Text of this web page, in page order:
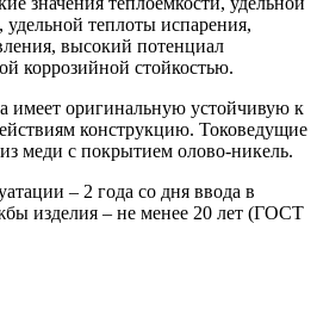
удельной теплоты испарения,
высокий потенциал
коррозийной стойкостью.
имеет оригинальную устойчивую к
конструкцию. Токоведущие
меди с покрытием олово-никель.
– 2 года со дня ввода в
изделия – не менее 20 лет (ГОСТ